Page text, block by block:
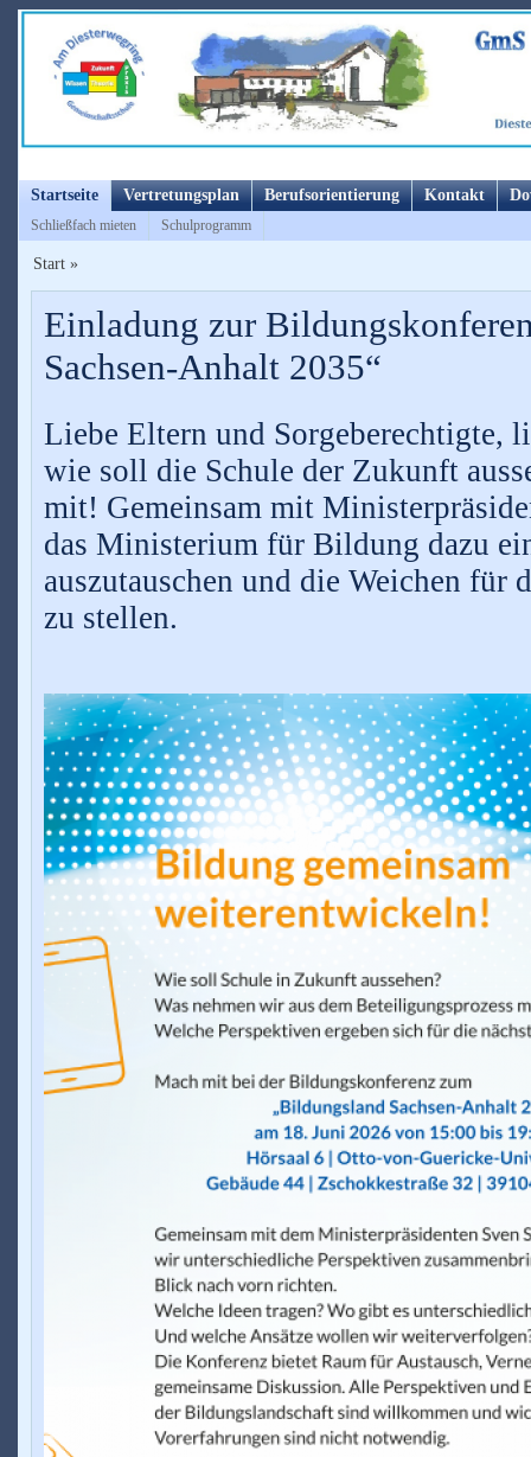
Startseite Vertretungsplan Berufsorientierung Kontakt
Schließfach mieten Schulprogramm
Start»
Einladung zur
Sachsen-Anhalt 2035“
Liebe Eltern und Sorgeberechtigte,
wie soll die Schule der Zukunft
mit! Gemeinsam mit
das Ministerium für Bildung dazu
auszutauschen und die Weichen für
zu stellen.